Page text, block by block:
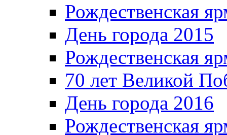
Рождественская
День города 2015
Рождественская
70 лет Великой
День города 2016
Рождественская